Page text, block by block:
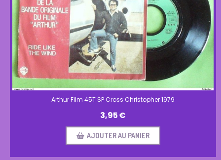
Arthur Film 45T SP Cross Christopher 1979
3,95€
AJOUTER AU PANIER